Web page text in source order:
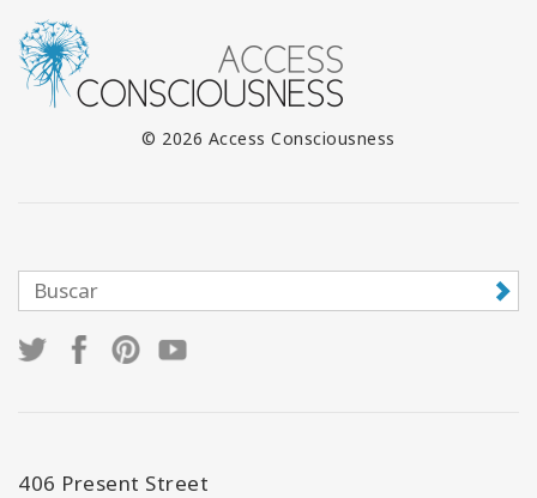
© 2026 Access Consciousness
406 Present Street